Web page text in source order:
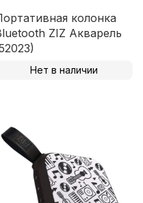
колонка
ZIZ Акварель
Нет в наличии